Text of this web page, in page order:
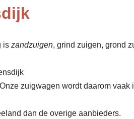
is zandzuigen, grind zuigen, grond
zuigwagen wordt daarom
dan de overige aanbieders.